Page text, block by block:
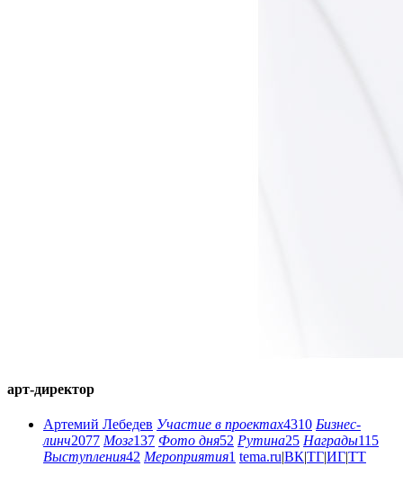
арт-директор
Артемий Лебедев Участие в проектах4310 Бизнес-
линч2077 Мозг137 Фото дня52 Рутина25 Награды115
Выступления42 Мероприятия1 tema.ru|ВК|ТГ|ИГ|ТТ